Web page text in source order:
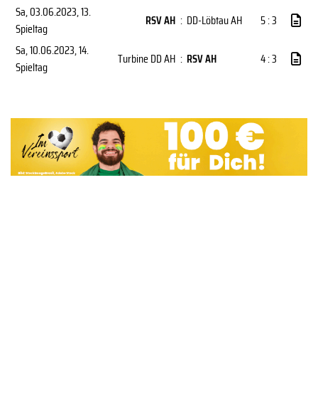
Sa, 03.06.2023, 13.
Spieltag
RSV AH : DD-Löbtau AH
5 : 3
Sa, 10.06.2023, 14.
Spieltag
Turbine DD AH : RSV AH 4 : 3